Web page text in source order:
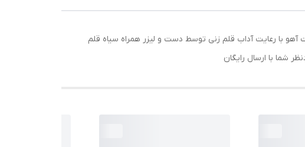
دست ساز درجه یک عیار نقره : 925 وزن: 21 گرم نوشته شده بر پوست آهو با رعایت آداب قلم زنی توسط دست و لیزر همراه سیاه قلم